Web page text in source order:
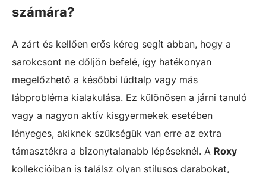
számára?
A zárt és kellően erős kéreg segít abban, hogy a
sarokcsont ne dőljön befelé, így hatékonyan
megelőzhető a későbbi lúdtalp vagy más
lábprobléma kialakulása. Ez különösen a járni tanuló
vagy a nagyon aktív kisgyermekek esetében
lényeges, akiknek szükségük van erre az extra
támasztékra a bizonytalanabb lépéseknél. A Roxy
kollekcióiban is találsz olyan stílusos darabokat,